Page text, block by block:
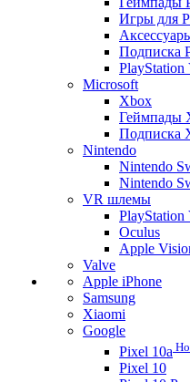
Игры для
Подписка
PlayStation
Microsoft
Xbox
Геймпады
Подписка
Nintendo
Nintendo
Nintendo
VR шлемы
PlayStation
Oculus
Apple
Valve
Apple iPhone
Samsung
Xiaomi
Google
Pixel 10a
Pixel 10